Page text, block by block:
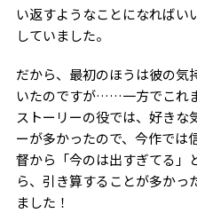
い返すようなことになればい
していました。
だから、最初のほうは彼の気
いたのですが……一方でこれ
ストーリーの役では、好きな
ーが多かったので、今作では
督から「今のは出すぎてる」
ら、引き算することが多かっ
ました！